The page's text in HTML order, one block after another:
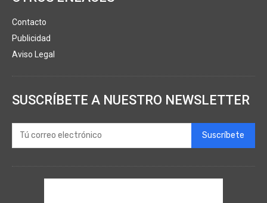
Contacto
Publicidad
Aviso Legal
SUSCRÍBETE A NUESTRO NEWSLETTER
Suscríbete